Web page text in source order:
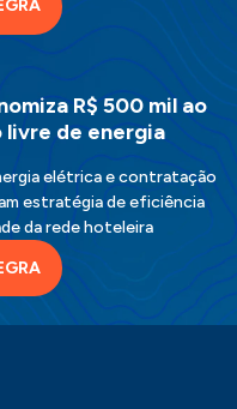
R$ 500 mil ao
livre de energia
elétrica e contratação
estratégia de eficiência
da rede hoteleira